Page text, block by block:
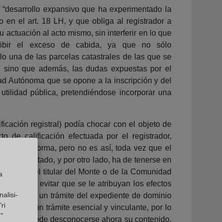
expansivo que ha experimentado la
en el art. 18 LH, y que obliga al registrador a
al acto mismo, sin interferir en lo que
el exceso de cabida, ya que no sólo
una de las parcelas catastrales de las que se
que además, las dudas expuestas por el
Autónoma que se opone a la inscripción y del
pública, pretendiéndose incorporar una
registral) podía chocar con el objeto de
de calificación efectuada por el registrador,
y forma, pero no es así, toda vez que el
solicitado, y por otro lado, ha de tenerse en
del titular del Monte o de la Comunidad
y evitar que se le atribuyan los efectos
es tanto un trámite del expediente de dominio
un trámite esencial y vinculante, por lo
no puede desconocerse ahora su contenido,